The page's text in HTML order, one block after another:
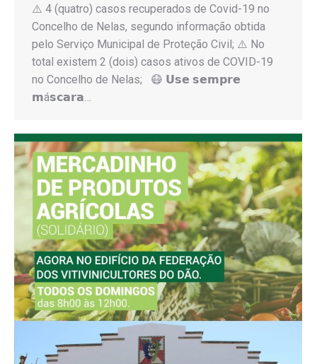
⚠️ 4 (quatro) casos recuperados de Covid-19 no
Concelho de Nelas, segundo informação obtida
pelo Serviço Municipal de Proteção Civil; ⚠️ No
total existem 2 (dois) casos ativos de COVID-19
no Concelho de Nelas; 😷 𝗨𝘀𝗲 𝘀𝗲𝗺𝗽𝗿𝗲
𝗺á𝘀𝗰𝗮𝗿𝗮…